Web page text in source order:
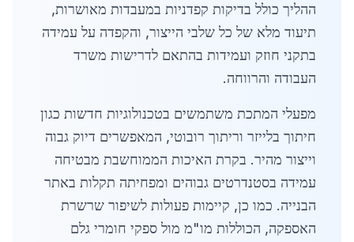
ההליך כולל בדיקות קפדניות במעבדות מאושרות,
תיעוד מלא של כל שלבי הייצור, והקפדה על עמידה
בתקני חוזק ועמידות בהתאם לדרישות משרד
העבודה והרווחה.
מפעלי המתכת משתמשים בטכנולוגיות חדשות כגון
חיתוך בלייזר וריתוך רובוטי, המאפשרים דיוק גבוה
וייצור מהיר. בקרת האיכות הממוחשבת מבטיחה
עמידה בסטנדרטים גבוהים ומפחיתה תקלות באתר
הבנייה. כמו כן, קיימות פעולות לשיפור שרשרת
האספקה, הכוללות מו"מ מול ספקי חומרי גלם